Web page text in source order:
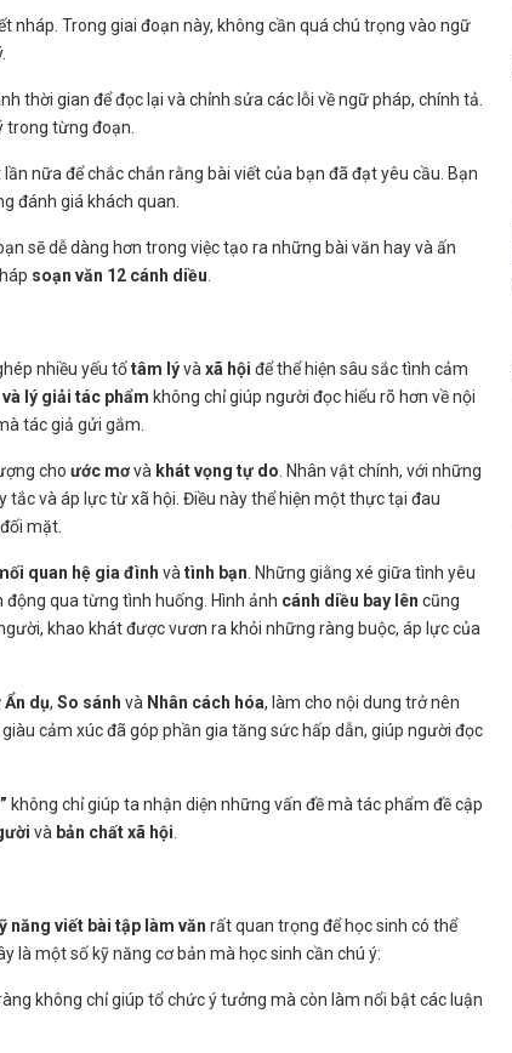
nháp. Trong giai đoạn này, không cần quá chú trọng vào ngữ
thời gian để đọc lại và chỉnh sửa các lỗi về ngữ pháp, chính tả.
trong từng đoạn.
nữa để chắc chắn rằng bài viết của bạn đã đạt yêu cầu. Bạn
đánh giá khách quan.
sẽ dễ dàng hơn trong việc tạo ra những bài văn hay và ấn
soạn văn 12 cánh diều
nhiều yếu tốtâm lývà xã hội để thể hiện sâu sắc tình cảm
lý giải tác phẩm không chỉ giúp người đọc hiểu rõ hơn về nội
tác giả gửi gắm.
cho ước mơvà khát vọng tự do . Nhân vật chính, với những
và áp lực từ xã hội. Điều này thể hiện một thực tại đau
mặt.
quan hệ gia đình và tình bạn . Những giằng xé giữa tình yêu
qua từng tình huống. Hình ảnh cánh diều bay lên cũng
khao khát được vươn ra khỏi những ràng buộc, áp lực của
Ẩn dụ, So sánh và Nhân cách hóa, làm cho nội dung trở nên
cảm xúc đã góp phần gia tăng sức hấp dẫn, giúp người đọc
không chỉ giúp ta nhận diện những vấn đề mà tác phẩm đề cập
và bản chất xã hội
năng viết bài tập làm văn rất quan trọng để học sinh có thể
là một số kỹ năng cơ bản mà học sinh cần chú ý:
không chỉ giúp tổ chức ý tưởng mà còn làm nổi bật các luận